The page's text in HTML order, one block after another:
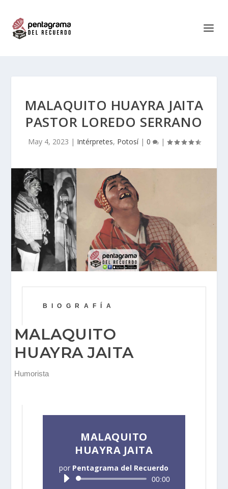
MALAQUITO HUAYRA JAITA
PASTOR LOREDO SERRANO
May 4, 2023 | Intérpretes, Potosí| 0 |
BIOGRAFÍA
MALAQUITO
HUAYRA JAITA
Humorista
MALAQUITO
HUAYRA JAITA
por Pentagrama del Recuerdo
Reproductor00:00